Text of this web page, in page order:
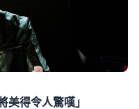
美得令人驚嘆」